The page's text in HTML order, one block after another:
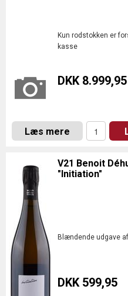
Kun rodstokken er
kasse
DKK 8.999,95
Læs mere
V21 Benoit
"Initiation"
Blændende udgave
DKK 599,95